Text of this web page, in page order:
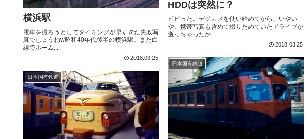
横浜駅
電車を撮ろうとしてタイミングが早すぎた失敗写
真でしょうねw昭和40年代後半の横浜駅。まだ白
線でホーム...
2018.03.25
HDDは突然に？
ビビった。デジカメを使い始めてから、いやい
や、携帯写真も含めて撮りためていたドライブが
逝っちゃったか...
2018.03.25
日本国有鉄道
日本国有鉄道